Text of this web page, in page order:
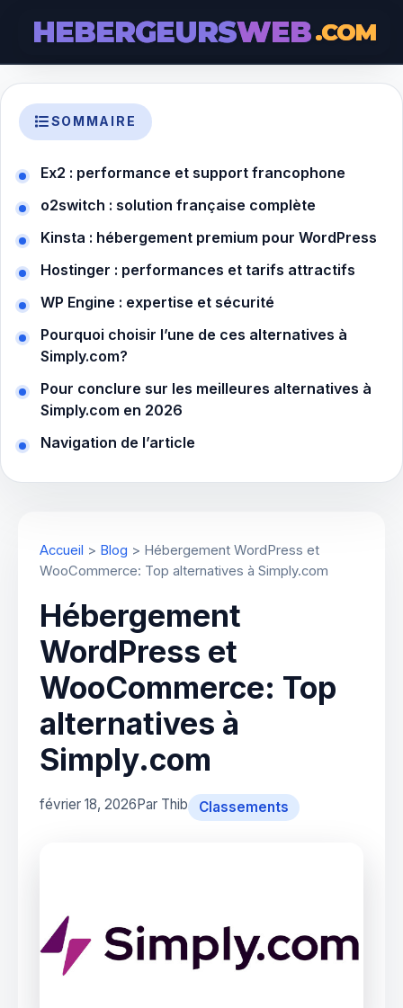
HEBERGEURSWEB.COM
SOMMAIRE
Ex2 : performance et support francophone
o2switch : solution française complète
Kinsta : hébergement premium pour WordPress
Hostinger : performances et tarifs attractifs
WP Engine : expertise et sécurité
Pourquoi choisir l’une de ces alternatives à
Simply.com?
Pour conclure sur les meilleures alternatives à
Simply.com en 2026
Navigation de l’article
Accueil > Blog > Hébergement WordPress et
WooCommerce: Top alternatives à Simply.com
Hébergement
WordPress et
WooCommerce: Top
alternatives à
Simply.com
février 18, 2026Par Thib Classements